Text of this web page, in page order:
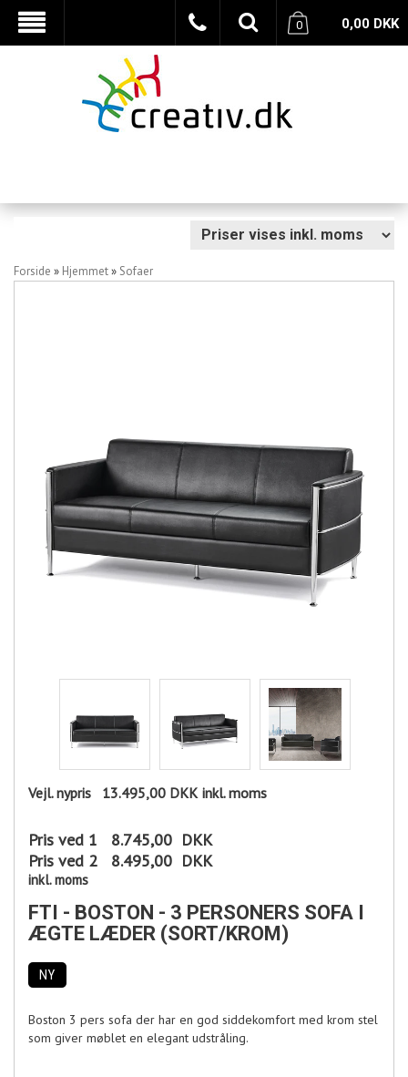
0,00 DKK
0
Forside » Hjemmet» Sofaer
Vejl. nypris 13.495,00 DKK inkl. moms
Pris ved 1 8.745,00 DKK
Pris ved 2
8.495,00 DKK
inkl. moms
FTI - BOSTON - 3 PERSONERS SOFA I
ÆGTE LÆDER (SORT/KROM)
NY
Boston 3 pers sofa der har en god siddekomfort med krom stel
som giver møblet en elegant udstråling.